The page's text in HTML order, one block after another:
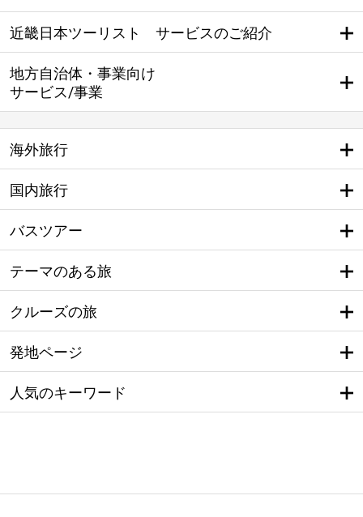
近畿日本ツーリスト サービスのご紹介
地方自治体・事業向け
サービス/事業
海外旅行
国内旅行
バスツアー
テーマのある旅
クルーズの旅
発地ページ
人気のキーワード